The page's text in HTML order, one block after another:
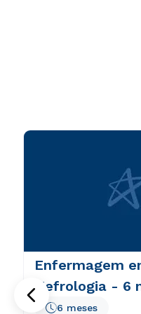
Enfermagem
Nefrologia - 6
6 meses